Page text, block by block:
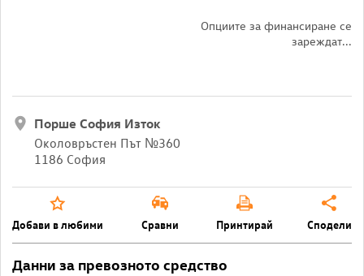
Опциите за финансиране се
зареждат...
Порше София Изток
Околовръстен Път №360
1186 София
Добави в любими Сравни Принтирай Сподели
Данни за превозното средство